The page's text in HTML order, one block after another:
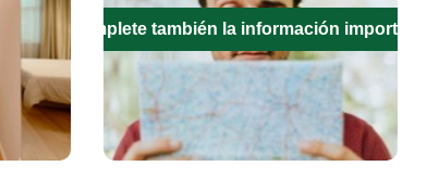
Complete también la información importante